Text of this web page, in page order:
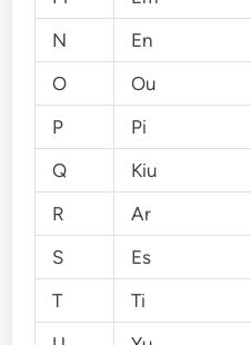
N
En
O
Ou
P
Pi
Q
Kiu
R
Ar
S
Es
T
Ti